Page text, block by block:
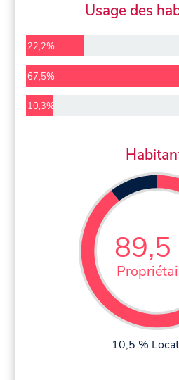
Usage des
22,2%
67,5%
10,3%
89,5
10,5 %